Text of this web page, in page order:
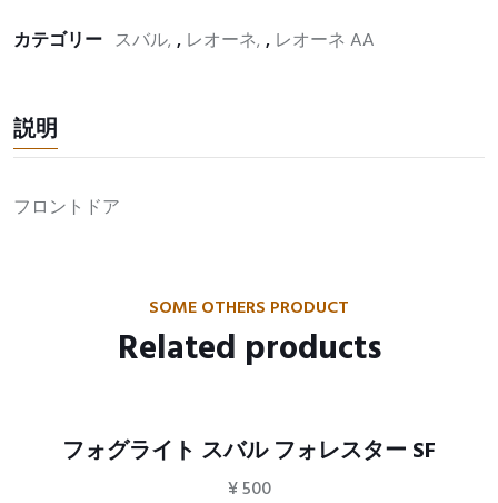
カテゴリー スバル , レオーネ , レオーネ AA
説明
フロントドア
SOME OTHERS PRODUCT
Related products
フォグライト スバル フォレスター SF
¥500